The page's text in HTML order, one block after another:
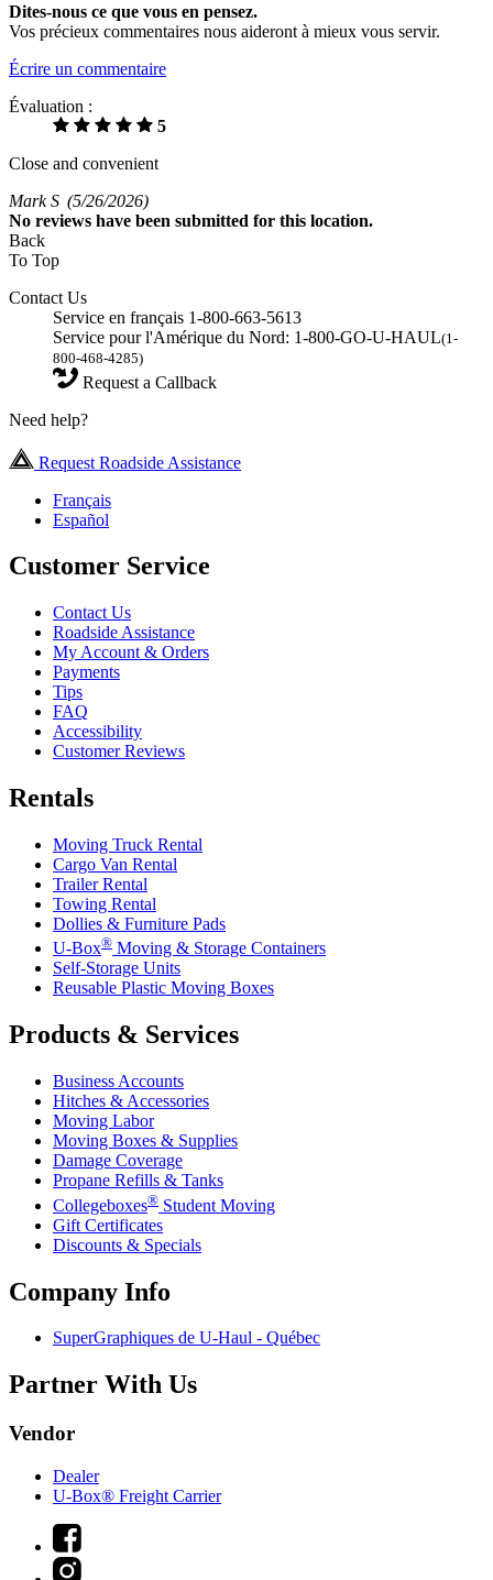
Dites-nous ce que vous en pensez.
Vos précieux commentaires nous aideront à mieux vous servir.
Écrire un commentaire
Évaluation :
5
Close and convenient
Mark S (5/26/2026)
No reviews have been submitted for this location.
Back
To Top
Contact Us
Service en français 1-800-663-5613
Service pour l'Amérique du Nord: 1-800-GO-U-HAUL(1-
800-468-4285)
Request a Callback
Need help?
Request Roadside Assistance
Français
Español
Customer Service
Contact Us
Roadside Assistance
My Account & Orders
Payments
Tips
FAQ
Accessibility
Customer Reviews
Rentals
Moving Truck Rental
Cargo Van Rental
Trailer Rental
Towing Rental
Dollies & Furniture Pads
U-Box® Moving & Storage Containers
Self-Storage Units
Reusable Plastic Moving Boxes
Products & Services
Business Accounts
Hitches & Accessories
Moving Labor
Moving Boxes & Supplies
Damage Coverage
Propane Refills & Tanks
Collegeboxes® Student Moving
Gift Certificates
Discounts & Specials
Company Info
SuperGraphiques de U-Haul - Québec
Partner With Us
Vendor
Dealer
U-Box® Freight Carrier